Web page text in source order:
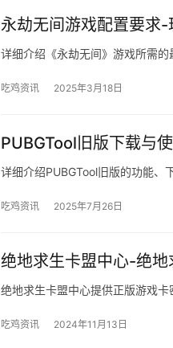
永劫无间游戏配置要求
详细介绍《永劫无间》游戏所需的
吃鸡资讯 2025年3月18日
PUBGTool旧版下载与
详细介绍PUBGTool旧版的功能、
吃鸡资讯 2025年7月26日
绝地求生卡盟中心-绝
绝地求生卡盟中心提供正版游戏卡
吃鸡资讯 2024年11月13日